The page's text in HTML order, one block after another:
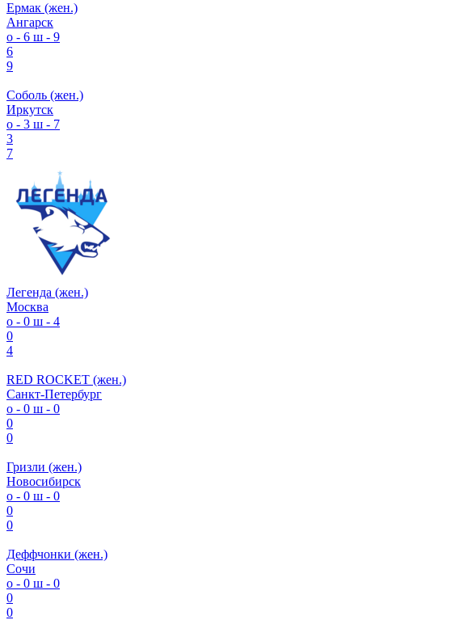
Ермак (жен.)
Ангарск
о - 6 ш - 9
6
9
Соболь (жен.)
Иркутск
о - 3 ш - 7
3
7
Легенда (жен.)
Москва
о - 0 ш - 4
0
4
RED ROCKET (жен.)
Санкт-Петербург
о - 0 ш - 0
0
0
Гризли (жен.)
Новосибирск
о - 0 ш - 0
0
0
Деффчонки (жен.)
Сочи
о - 0 ш - 0
0
0